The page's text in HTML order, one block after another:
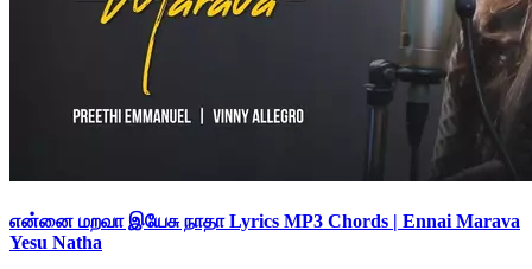
என்னை மறவா இயேசு நாதா Lyrics MP3 Chords | Ennai Marava
Yesu Natha